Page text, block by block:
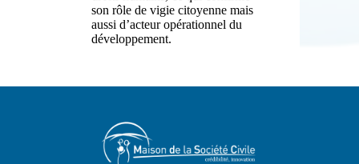
son rôle de vigie citoyenne mais
aussi d’acteur opérationnel du
développement.